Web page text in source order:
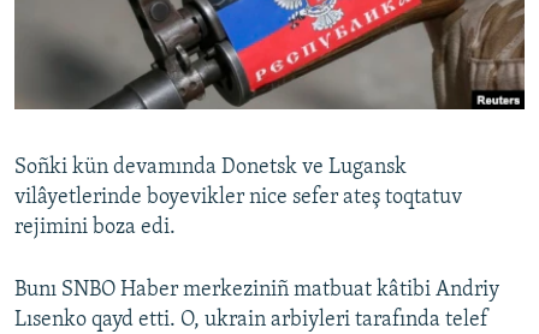
Русский
Українською
Soñki kün devamında Donetsk ve Lugansk
vilâyetlerinde boyevikler nice sefer ateş toqtatuv
rejimini boza edi.
Bunı SNBO Haber merkeziniñ matbuat kâtibi Andriy
Lısenko qayd etti. O, ukrain arbiyleri tarafında telef